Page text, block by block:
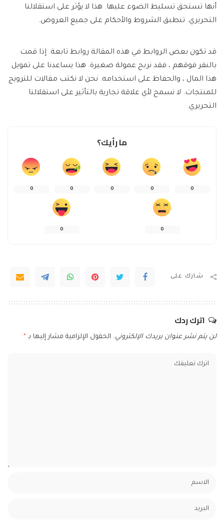
أنها تستحق تسليط الضوء عليها. هذا لا يؤثر على استقلالنا
التحريري. تنطبق الشروط والأحكام على جميع العروض.
قد تكون بعض الروابط في هذه المقالة روابط تابعة. إذا قمت
بالنقر فوقهم ، فقد نربح عمولة صغيرة. هذا يساعدنا على تمويل
هذا المال ، والحفاظ على استخدامه. نحن لا نكتب مقالات للترويج
للمنتجات. لا نسمح لأي علاقة تجارية بالتأثير على استقلالنا
التحريري.
ما رأيك؟
0
0
0
0
0
0
0
شارك على
اترك ردك
لن يتم نشر عنوان بريدك الإلكتروني. الحقول الإلزامية مشار إليها بـ *